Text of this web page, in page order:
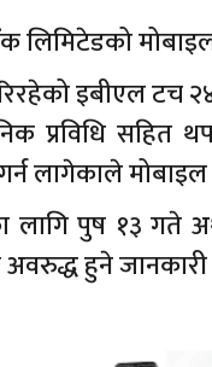
लिमिटेडको
इबीएल टच
प्रविधि सहित
गर्न लागेकाले
लागि पुष १३ गते
हुने